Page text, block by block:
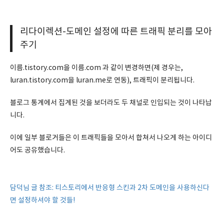
리다이렉션-도메인 설정에 따른 트래픽 분리를 모아
주기
이름.tistory.com을 이름.com 과 같이 변경하면(제 경우는,
luran.tistory.com을 luran.me로 연동), 트래픽이 분리됩니다.
블로그 통계에서 집계된 것을 보더라도 두 채널로 인입되는 것이 나타납
니다.
이에 일부 블로거들은 이 트래픽들을 모아서 합쳐서 나오게 하는 아이디
어도 공유했습니다.
담덕님 글 참조: 티스토리에서 반응형 스킨과 2차 도메인을 사용하신다
면 설정하셔야 할 것들!